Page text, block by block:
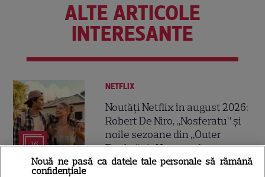
ALTE ARTICOLE
INTERESANTE
16
NETFLIX
Noutăți Netflix în august 2026:
Robert De Niro, „Nosferatu” și
noile sezoane din „Outer
Banks” și „Un veac de
singurătate”
Nouă ne pasă ca datele tale personale să rămână
confidențiale